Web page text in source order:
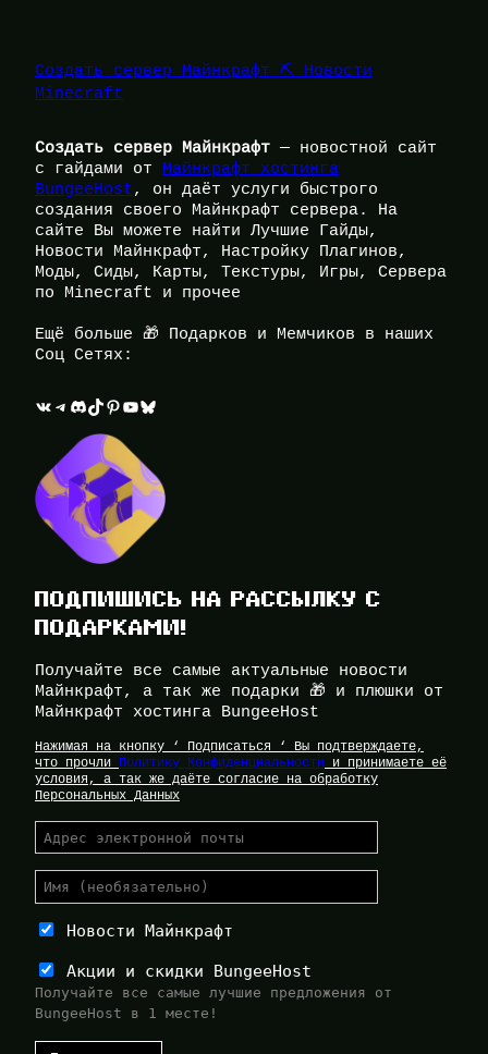
Создать сервер Майнкрафт ⛏️ Новости
Minecraft
Создать сервер Майнкрафт — новостной сайт
с гайдами от Майнкрафт хостинга
BungeeHost, он даёт услуги быстрого
создания своего Майнкрафт сервера. На
сайте Вы можете найти Лучшие Гайды,
Новости Майнкрафт, Настройку Плагинов,
Моды, Сиды, Карты, Текстуры, Игры, Сервера
по Minecraft и прочее
Ещё больше 🎁 Подарков и Мемчиков в наших
Соц Сетях:
ВКонтакте Telegram Discord TikTok Pinterest YouTube Bluesky
ПОДПИШИСЬ НА РАССЫЛКУ С
ПОДАРКАМИ!
Получайте все самые актуальные новости
Майнкрафт, а так же подарки 🎁 и плюшки от
Майнкрафт хостинга BungeeHost
Нажимая на кнопку ‘ Подписаться ‘ Вы подтверждаете,
что прочли Политику Конфиденциальности и принимаете её
условия, а так же даёте согласие на обработку
Персональных Данных
Новости Майнкрафт
Акции и скидки BungeeHost
Получайте все самые лучшие предложения от
BungeeHost в 1 месте!